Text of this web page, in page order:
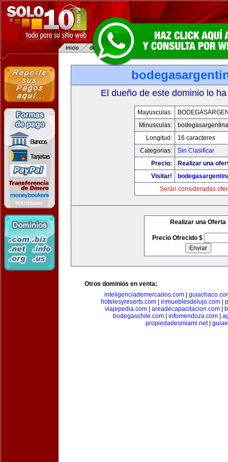
El dueño de este dominio lo
Mayusculas:
Minusculas:
Longitud:
16 caracteres
Categorias:
Sin Clasificar
Precio:
Realizar una
Visitar!
Serán consideradas
Realizar una Oferta
Precio Ofrecido $
Otros dominios en venta:
inteligenciademercados.com
hotelesyresorts.com
inmueblesdelujo.com
viajepedia.com| areadecapacitacion.com|
bodegaschile.com| infomendoza.com|
propiedadesmiami.net|